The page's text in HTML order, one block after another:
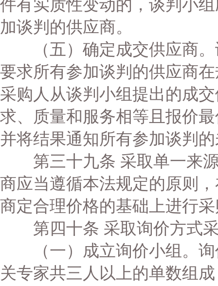
件有实质性变动的，谈判小
加谈判的供应商。
（五）确定成交供应商。
要求所有参加谈判的供应商
采购人从谈判小组提出的成
求、质量和服务相等且报价
并将结果通知所有参加谈判
第三十九条 采取单一来源
商应当遵循本法规定的原则
商定合理价格的基础上进行
第四十条 采取询价方式采
（一）成立询价小组。询
关专家共三人以上的单数组